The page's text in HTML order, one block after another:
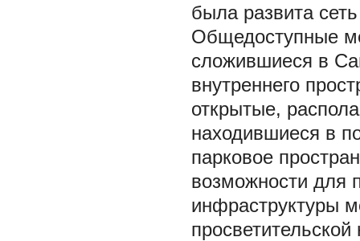
была развита
Общедоступные
сложившиеся в
внутреннего
открытые,
находившиеся в
парковое
возможности для
инфраструктуры